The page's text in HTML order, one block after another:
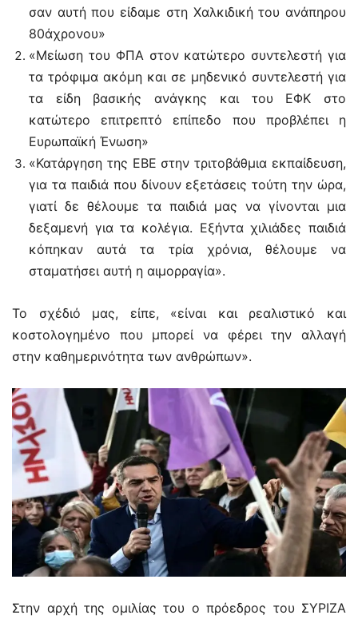
σαν αυτή που είδαμε στη Χαλκιδική του ανάπηρου
80άχρονου»
«Μείωση του ΦΠΑ στον κατώτερο συντελεστή για
τα τρόφιμα ακόμη και σε μηδενικό συντελεστή για
τα είδη βασικής ανάγκης και του ΕΦΚ στο
κατώτερο επιτρεπτό επίπεδο που προβλέπει η
Ευρωπαϊκή Ένωση»
«Κατάργηση της ΕΒΕ στην τριτοβάθμια εκπαίδευση,
για τα παιδιά που δίνουν εξετάσεις τούτη την ώρα,
γιατί δε θέλουμε τα παιδιά μας να γίνονται μια
δεξαμενή για τα κολέγια. Εξήντα χιλιάδες παιδιά
κόπηκαν αυτά τα τρία χρόνια, θέλουμε να
σταματήσει αυτή η αιμορραγία».
Το σχέδιό μας, είπε, «είναι και ρεαλιστικό και
κοστολογημένο που μπορεί να φέρει την αλλαγή
στην καθημερινότητα των ανθρώπων».
Στην αρχή της ομιλίας του ο πρόεδρος του ΣΥΡΙΖΑ